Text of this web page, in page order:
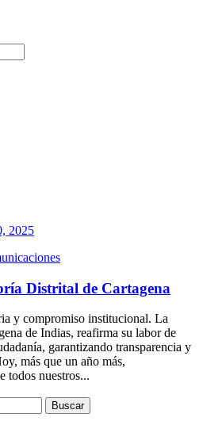
2025
Distrital de Cartagena
y compromiso institucional. La
de Indias, reafirma su labor de
garantizando transparencia y
más que un año más,
todos nuestros...